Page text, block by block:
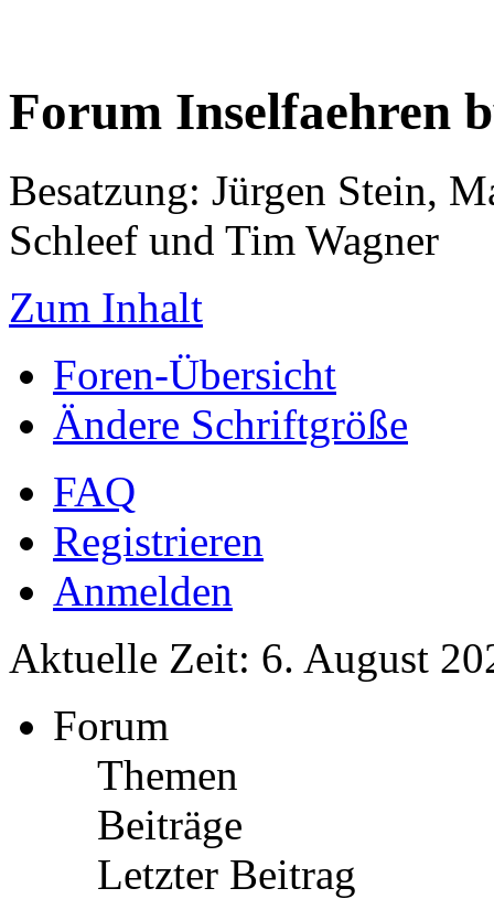
Forum Inselfaehren
Besatzung: Jürgen Stein,
Schleef und Tim Wagner
Zum Inhalt
Foren-Übersicht
Ändere Schriftgröße
FAQ
Registrieren
Anmelden
Aktuelle Zeit: 6. August
Forum
Themen
Beiträge
Letzter Beitrag